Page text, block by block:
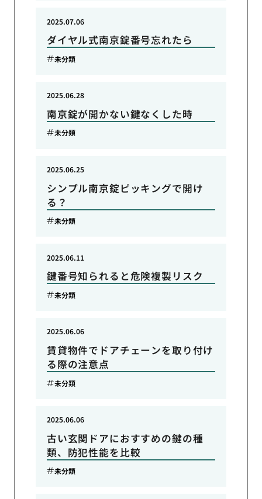
ダイヤル式南京錠番号忘れたら
2025.07.06
未分類
南京錠が開かない鍵なくした時
2025.06.28
未分類
シンプル南京錠ピッキングで開け
る？
2025.06.25
未分類
鍵番号知られると危険複製リスク
2025.06.11
未分類
賃貸物件でドアチェーンを取り付け
る際の注意点
2025.06.06
未分類
古い玄関ドアにおすすめの鍵の種
類、防犯性能を比較
2025.06.06
未分類